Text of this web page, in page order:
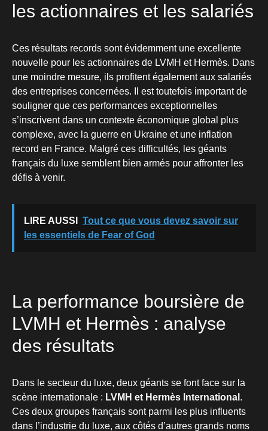
les actionnaires et les salariés
Ces résultats records sont évidemment une excellente
nouvelle pour les actionnaires de LVMH et Hermès. Dans
une moindre mesure, ils profitent également aux salariés
des entreprises concernées. Il est toutefois important de
souligner que ces performances exceptionnelles
s’inscrivent dans un contexte économique global plus
complexe, avec la guerre en Ukraine et une inflation
record en France. Malgré ces difficultés, les géants
français du luxe semblent bien armés pour affronter les
défis à venir.
LIRE AUSSI
Tout ce que vous devez savoir sur
les essentiels de Fear of God
La performance boursière de
LVMH et Hermès : analyse
des résultats
Dans le secteur du luxe, deux géants se font face sur la
scène internationale : LVMH et Hermès International .
Ces deux groupes français sont parmi les plus influents
dans l’industrie du luxe, aux côtés d’autres grands noms